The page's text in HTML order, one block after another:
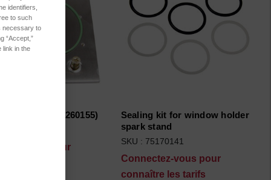
Stand Plate (75260155)
vous pour
Sealing kit for window holder
spark stand
SKU : 75170141
Connectez-vous pour
connaître les tarifs
identifiers,
to such
necessary to
“Accept,”
link in the